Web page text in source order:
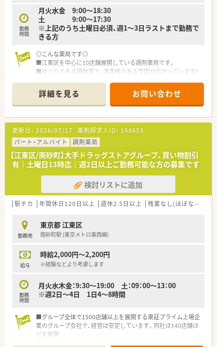
勤務
時間
月火水金 9:00～18:30
土 9:00～17:30
※上記のうち土曜日必須、週1～3日ラストまで勤務で
きる方
◎こんな薬局です◎
■江東区を中心に10店舗展開している調剤薬局です。
■ゆとりのある調剤室で、清潔感のある空間が広がっています！
ります。
■育児休暇から復帰されている方が複数おり、子育てへの理解が
深い会社です。
■従業員みな協力し合いながら業務を行っており、働きやすい環
境作りに努めています。
詳細を見る お問い合わせ
更新日： 2026/07/17 薬剤師求人ID： 198653
パート・アルバイト
調剤薬局
【江東区/南砂町】大手ドラッグストアグループ、買い物割引
有｜土曜日13時迄｜週2日以上ご勤務可能な方の募集です
検討リストに追加
駅チカ 年間休日120日以上 週休2.5日以上 残業なし(ほぼなし含む)
勤務地
東京都 江東区
南砂町駅 (東京メトロ東西線)
給与
時給2,000円～2,200円
※経験などより考慮します
勤務
時間
月火水木金：9:30～19:00 土：09：00～13：00
※週2日～4日 1日4～8時間
■グループ全体で1500店舗以上を展開する東証プライム上場企
業のグループ会社で、経営は安定しています。同社は140店舗ほ
どを展開